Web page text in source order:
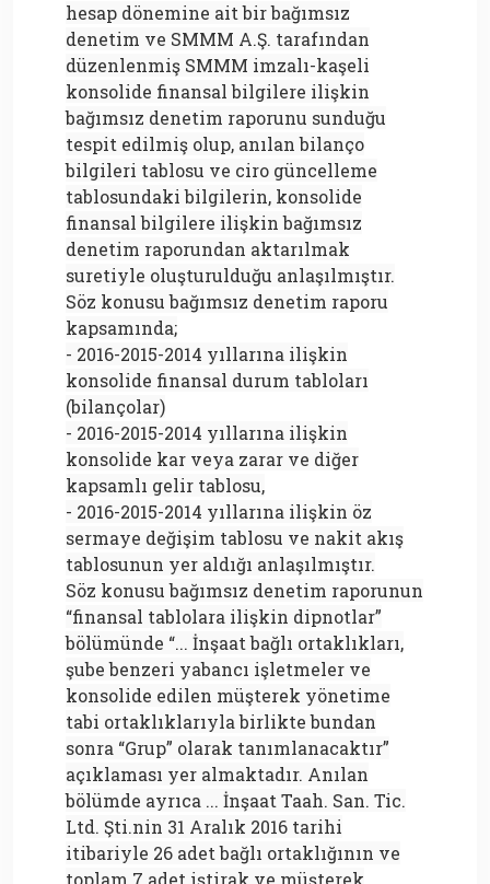
hesap dönemine ait bir bağımsız
denetim ve SMMM A.Ş. tarafından
düzenlenmiş SMMM imzalı-kaşeli
konsolide finansal bilgilere ilişkin
bağımsız denetim raporunu sunduğu
tespit edilmiş olup, anılan bilanço
bilgileri tablosu ve ciro güncelleme
tablosundaki bilgilerin, konsolide
finansal bilgilere ilişkin bağımsız
denetim raporundan aktarılmak
suretiyle oluşturulduğu anlaşılmıştır.
Söz konusu bağımsız denetim raporu
kapsamında;
- 2016-2015-2014 yıllarına ilişkin
konsolide finansal durum tabloları
(bilançolar)
- 2016-2015-2014 yıllarına ilişkin
konsolide kar veya zarar ve diğer
kapsamlı gelir tablosu,
- 2016-2015-2014 yıllarına ilişkin öz
sermaye değişim tablosu ve nakit akış
tablosunun yer aldığı anlaşılmıştır.
Söz konusu bağımsız denetim raporunun
“finansal tablolara ilişkin dipnotlar”
bölümünde “... İnşaat bağlı ortaklıkları,
şube benzeri yabancı işletmeler ve
konsolide edilen müşterek yönetime
tabi ortaklıklarıyla birlikte bundan
sonra “Grup” olarak tanımlanacaktır”
açıklaması yer almaktadır. Anılan
bölümde ayrıca ... İnşaat Taah. San. Tic.
Ltd. Şti.nin 31 Aralık 2016 tarihi
itibariyle 26 adet bağlı ortaklığının ve
toplam 7 adet iştirak ve müşterek